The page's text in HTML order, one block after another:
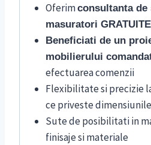
Oferimconsultanta
masuratori GRATUITE
Beneficiati de un
mobilierului
efectuarea comenzii
Flexibilitate si precizie
ce priveste
Sute de posibilitati in
finisaje si materiale